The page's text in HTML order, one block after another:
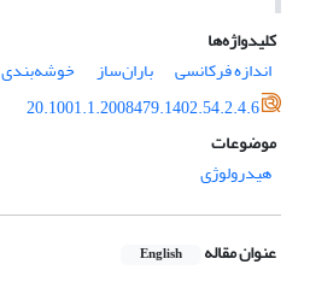
کلیدواژه‌ها
اندازه فرکانسی
باران‌ساز خوشه‌بندی
20.1001.1.2008479.1402.54.2.4.6
موضوعات
هیدرولوژی
عنوان مقاله English